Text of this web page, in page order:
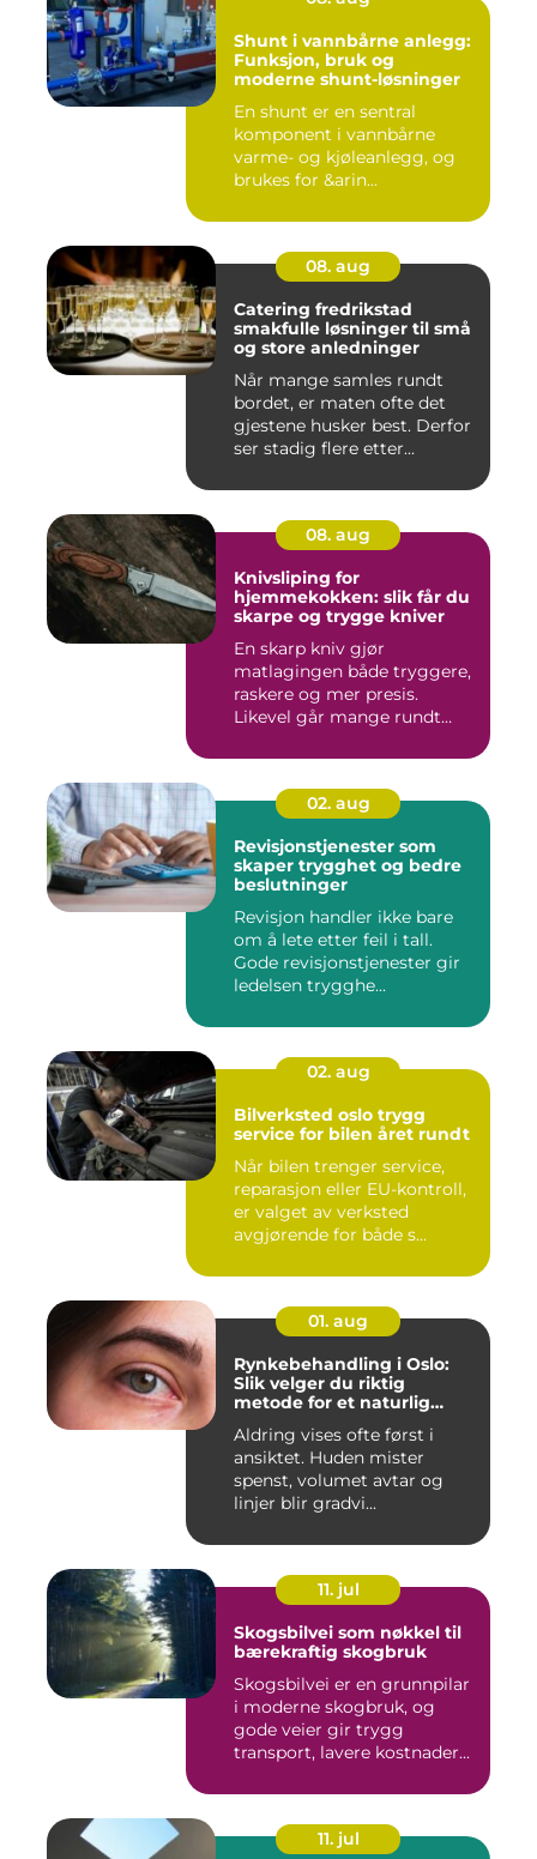
Shunt i vannbårne anlegg:
Funksjon, bruk og
moderne shunt-løsninger
En shunt er en sentral
komponent i vannbårne
varme- og kjøleanlegg, og
brukes for &arin...
08. aug
Catering fredrikstad
smakfulle løsninger til små
og store anledninger
Når mange samles rundt
bordet, er maten ofte det
gjestene husker best. Derfor
ser stadig flere etter...
08. aug
Knivsliping for
hjemmekokken: slik får du
skarpe og trygge kniver
En skarp kniv gjør
matlagingen både tryggere,
raskere og mer presis.
Likevel går mange rundt
02. aug
Revisjonstjenester som
skaper trygghet og bedre
beslutninger
Revisjon handler ikke bare
om å lete etter feil i tall.
Gode revisjonstjenester gir
ledelsen trygghe...
02. aug
Bilverksted oslo trygg
service for bilen året rundt
Når bilen trenger service,
reparasjon eller EU-kontroll,
er valget av verksted
avgjørende for både s...
01. aug
Rynkebehandling i Oslo:
Slik velger du riktig
metode for et naturlig
Aldring vises ofte først i
ansiktet. Huden mister
spenst, volumet avtar og
linjer blir gradvi...
11. jul
Skogsbilvei som nøkkel til
bærekraftig skogbruk
Skogsbilvei er en grunnpilar
i moderne skogbruk, og
gode veier gir trygg
transport, lavere kostnader...
11. jul